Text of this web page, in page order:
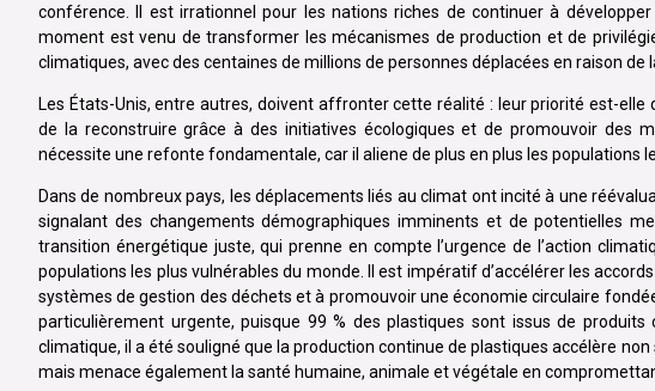
conférence. Il est irrationnel pour les nations riches de continuer à
moment est venu de transformer les mécanismes de production et de
climatiques, avec des centaines de millions de personnes déplacées en raison
Les États-Unis, entre autres, doivent affronter cette réalité : leur priorité est-
de la reconstruire grâce à des initiatives écologiques et de promouvoir des
nécessite une refonte fondamentale, car il aliene de plus en plus les populations
Dans de nombreux pays, les déplacements liés au climat ont incité à une
signalant des changements démographiques imminents et de potentielles
transition énergétique juste, qui prenne en compte l’urgence de l’action
populations les plus vulnérables du monde. Il est impératif d’accélérer les
systèmes de gestion des déchets et à promouvoir une économie circulaire
particulièrement urgente, puisque 99 % des plastiques sont issus de
climatique, il a été souligné que la production continue de plastiques accélère
mais menace également la santé humaine, animale et végétale en